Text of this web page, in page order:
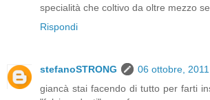
specialità che coltivo da oltre mezzo
Rispondi
stefanoSTRONG
06 ottobre,
giancà stai facendo di tutto per farti